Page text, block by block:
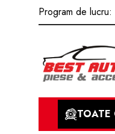
Program de
TOATE